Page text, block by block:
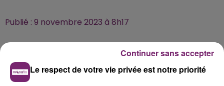
Publié : 9 novembre 2023 à 8h17
Le respect de votre vie privée est notre priorité
Continuer sans accepter